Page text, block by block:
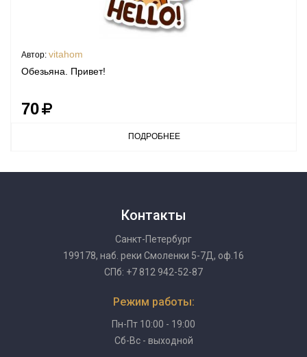
Автор: vitahom
Обезьяна. Привет!
70
ПОДРОБНЕЕ
Контакты
Санкт-Петербург
199178, наб. реки Смоленки 5-7Д, оф.16
СПб: +7 812 942-52-87
Режим работы:
Пн-Пт 10:00 - 19:00
Сб-Вс - выходной